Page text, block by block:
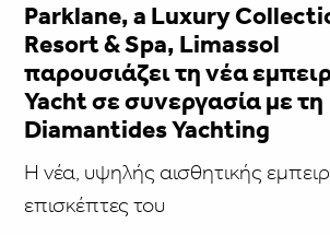
Parklane, a Luxury
Resort & Spa, Limassol
παρουσιάζει τη νέα
Yacht σε συνεργασία με τη
Diamantides Yachting
Η νέα, υψηλής αισθητικής
επισκέπτες του